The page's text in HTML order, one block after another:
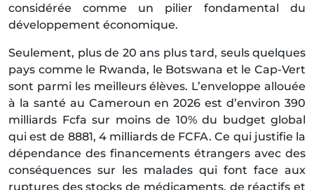
considérée comme un pilier fondamental du
développement économique.
Seulement, plus de 20 ans plus tard, seuls quelques
pays comme le Rwanda, le Botswana et le Cap-Vert
sont parmi les meilleurs élèves. L’enveloppe allouée
à la santé au Cameroun en 2026 est d’environ 390
milliards Fcfa sur moins de 10% du budget global
qui est de 8881, 4 milliards de FCFA. Ce qui justifie la
dépendance des financements étrangers avec des
conséquences sur les malades qui font face aux
ruptures des stocks de médicaments, de réactifs et